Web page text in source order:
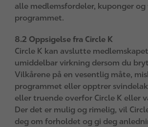
alle medlemsfordeler, kuponger
programmet.
8.2 Oppsigelse fra Circle K
Circle K kan avslutte
umiddelbar virkning dersom du
Vilkårene på en vesentlig måte,
programmet eller opptrer
eller truende overfor Circle K eller
Der det er mulig og rimelig, vil
deg om forholdet og gi deg